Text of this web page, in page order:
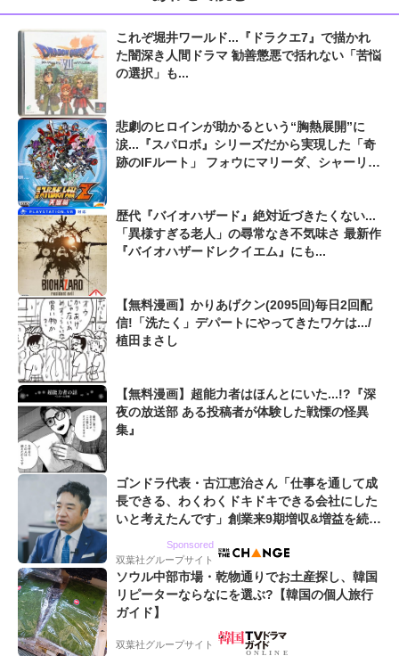
これぞ堀井ワールド...『ドラクエ7』で描かれ
た闇深き人間ドラマ 勧善懲悪で括れない「苦悩
の選択」も...
悲劇のヒロインが助かるという“胸熱展開”に
涙...『スパロボ』シリーズだから実現した「奇
跡のIFルート」 フォウにマリーダ、シャーリー
歴代『バイオハザード』絶対近づきたくない...
「異様すぎる老人」の尋常なき不気味さ 最新作
『バイオハザードレクイエム』にも...
【無料漫画】かりあげクン(2095回)毎日2回配
信!「洗たく」デパートにやってきたワケは.../
植田まさし
【無料漫画】超能力者はほんとにいた...!?『深
夜の放送部 ある投稿者が体験した戦慄の怪異
集』
ゴンドラ代表・古江恵治さん「仕事を通して成
長できる、わくわくドキドキできる会社にした
いと考えたんです」創業来9期増収&増益を続け
Sponsored
双葉社グループサイト
ソウル中部市場・乾物通りでお土産探し、韓国
リピーターならなにを選ぶ?【韓国の個人旅行
ガイド】
双葉社グループサイト